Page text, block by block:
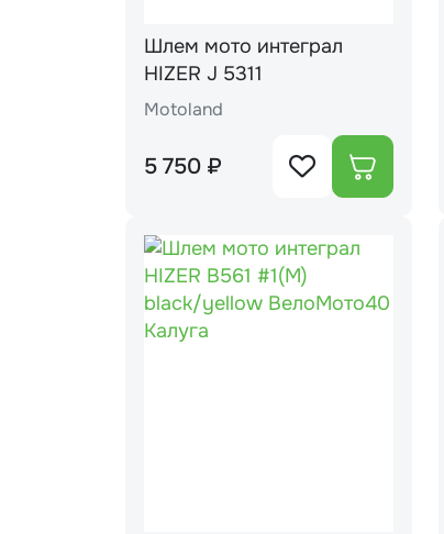
Шлем мото интеграл
HIZER J 5311
Motoland
5 750 ₽